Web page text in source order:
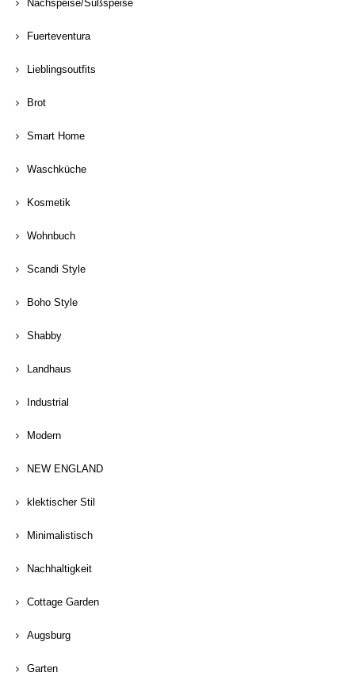
Nachspeise/Süßspeise
Fuerteventura
Lieblingsoutfits
Brot
Smart Home
Waschküche
Kosmetik
Wohnbuch
Scandi Style
Boho Style
Shabby
Landhaus
Industrial
Modern
NEW ENGLAND
klektischer Stil
Minimalistisch
Nachhaltigkeit
Cottage Garden
Augsburg
Garten